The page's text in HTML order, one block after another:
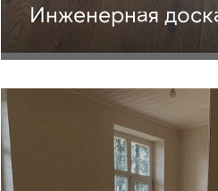
Инженерная